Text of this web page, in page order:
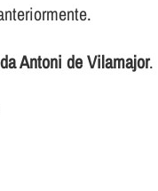
Antoni de Vilamajor.